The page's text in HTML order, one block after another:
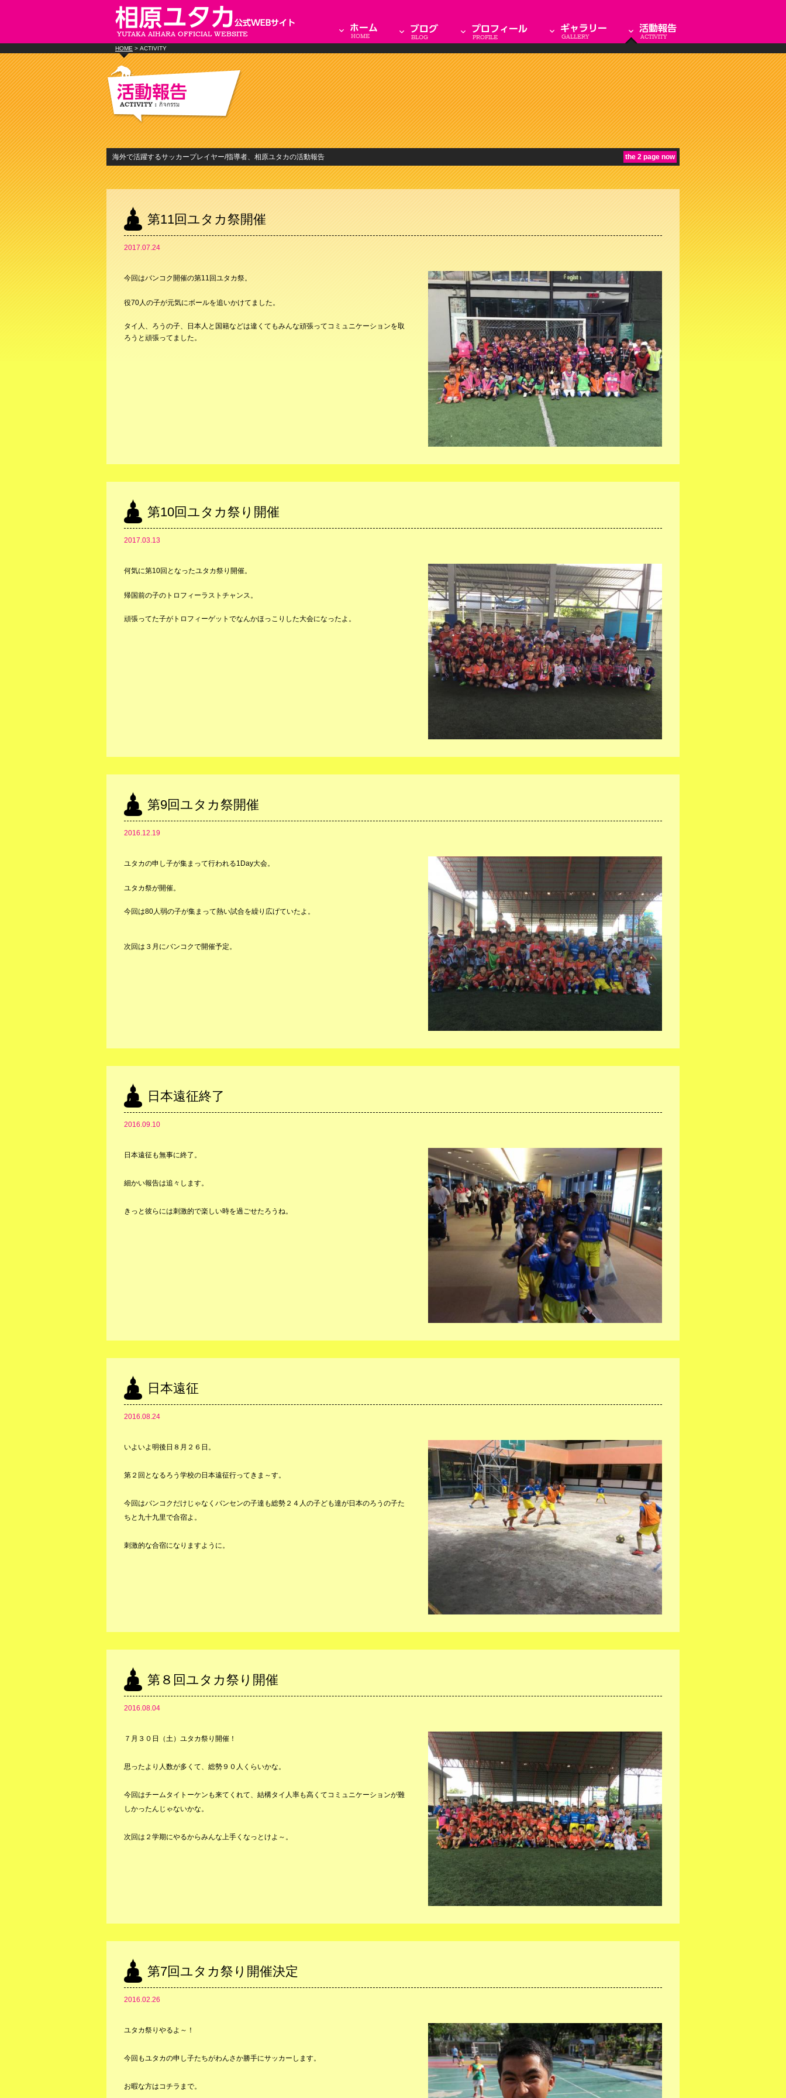
HOME > ACTIVITY
海外で活躍するサッカープレイヤー/指導者、相原ユタカの活動報告 the 2 page now
第11回ユタカ祭開催
2017.07.24
今回はバンコク開催の第11回ユタカ祭。
役70人の子が元気にボールを追いかけてました。
タイ人、ろうの子、日本人と国籍などは違くてもみんな頑張ってコミュニケーションを取
ろうと頑張ってました。
第10回ユタカ祭り開催
2017.03.13
何気に第10回となったユタカ祭り開催。
帰国前の子のトロフィーラストチャンス。
頑張ってた子がトロフィーゲットでなんかほっこりした大会になったよ。
第9回ユタカ祭開催
2016.12.19
ユタカの申し子が集まって行われる1Day大会。
ユタカ祭が開催。
今回は80人弱の子が集まって熱い試合を繰り広げていたよ。
次回は３月にバンコクで開催予定。
日本遠征終了
2016.09.10
日本遠征も無事に終了。
細かい報告は追々します。
きっと彼らには刺激的で楽しい時を過ごせたろうね。
日本遠征
2016.08.24
いよいよ明後日８月２６日。
第２回となるろう学校の日本遠征行ってきま～す。
今回はバンコクだけじゃなくバンセンの子達も総勢２４人の子ども達が日本のろうの子た
ちと九十九里で合宿よ。
刺激的な合宿になりますように。
第８回ユタカ祭り開催
2016.08.04
７月３０日（土）ユタカ祭り開催！
思ったより人数が多くて、総勢９０人くらいかな。
今回はチームタイトーケンも来てくれて、結構タイ人率も高くてコミュニケーションが難
しかったんじゃないかな。
次回は２学期にやるからみんな上手くなっとけよ～。
第7回ユタカ祭り開催決定
2016.02.26
ユタカ祭りやるよ～！
今回もユタカの申し子たちがわんさか勝手にサッカーします。
お暇な方はコチラまで。